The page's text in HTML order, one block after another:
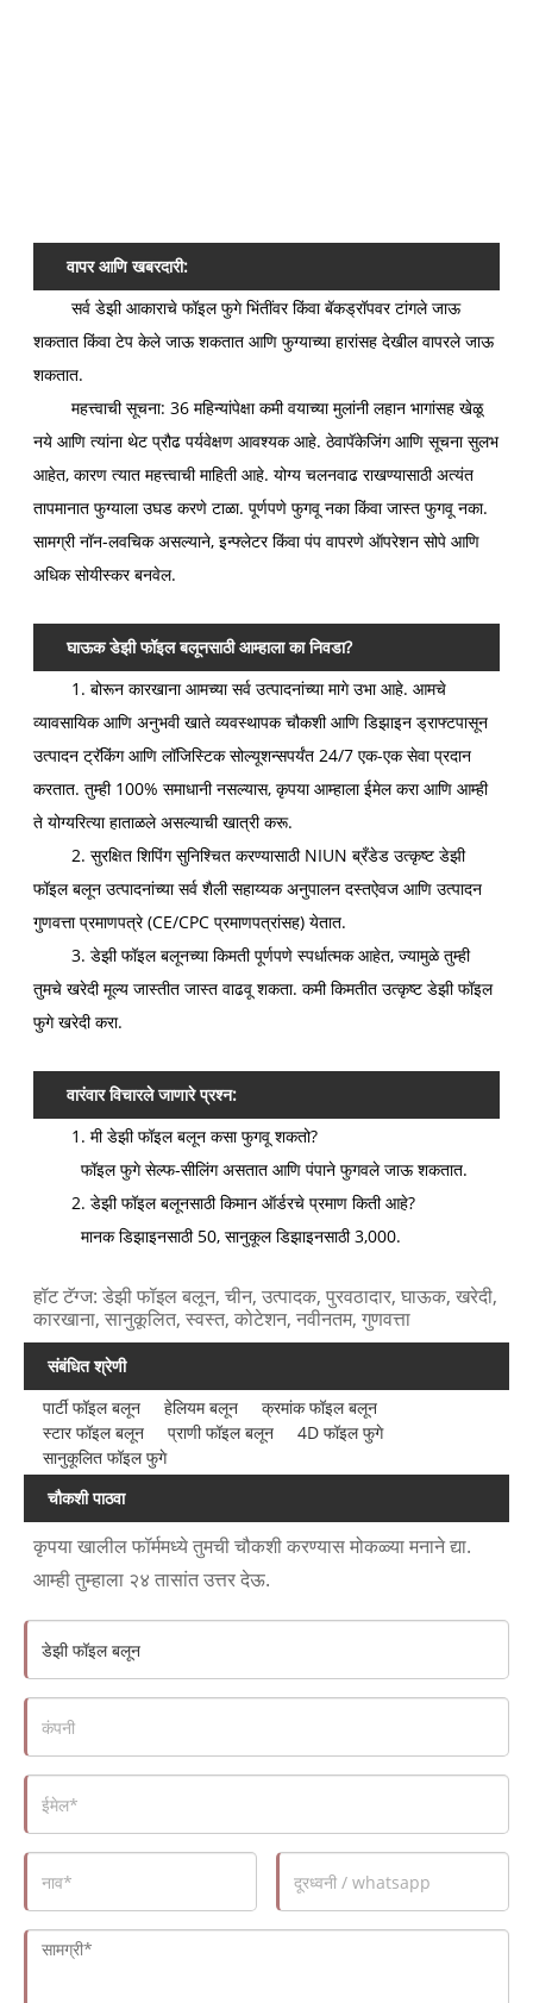
वापर आणि खबरदारी:
सर्व डेझी आकाराचे फॉइल फुगे भिंतींवर किंवा बॅकड्रॉपवर टांगले जाऊ
शकतात किंवा टेप केले जाऊ शकतात आणि फुग्याच्या हारांसह देखील वापरले जाऊ
शकतात.
महत्त्वाची सूचना: 36 महिन्यांपेक्षा कमी वयाच्या मुलांनी लहान भागांसह खेळू
नये आणि त्यांना थेट प्रौढ पर्यवेक्षण आवश्यक आहे. ठेवापॅकेजिंग आणि सूचना सुलभ
आहेत, कारण त्यात महत्त्वाची माहिती आहे. योग्य चलनवाढ राखण्यासाठी अत्यंत
तापमानात फुग्याला उघड करणे टाळा. पूर्णपणे फुगवू नका किंवा जास्त फुगवू नका.
सामग्री नॉन-लवचिक असल्याने, इन्फ्लेटर किंवा पंप वापरणे ऑपरेशन सोपे आणि
अधिक सोयीस्कर बनवेल.
घाऊक डेझी फॉइल बलूनसाठी आम्हाला का निवडा?
1. बोरून कारखाना आमच्या सर्व उत्पादनांच्या मागे उभा आहे. आमचे
व्यावसायिक आणि अनुभवी खाते व्यवस्थापक चौकशी आणि डिझाइन ड्राफ्टपासून
उत्पादन ट्रॅकिंग आणि लॉजिस्टिक सोल्यूशन्सपर्यंत 24/7 एक-एक सेवा प्रदान
करतात. तुम्ही 100% समाधानी नसल्यास, कृपया आम्हाला ईमेल करा आणि आम्ही
ते योग्यरित्या हाताळले असल्याची खात्री करू.
2. सुरक्षित शिपिंग सुनिश्चित करण्यासाठी NIUN ब्रँडेड उत्कृष्ट डेझी
फॉइल बलून उत्पादनांच्या सर्व शैली सहाय्यक अनुपालन दस्तऐवज आणि उत्पादन
गुणवत्ता प्रमाणपत्रे (CE/CPC प्रमाणपत्रांसह) येतात.
3. डेझी फॉइल बलूनच्या किमती पूर्णपणे स्पर्धात्मक आहेत, ज्यामुळे तुम्ही
तुमचे खरेदी मूल्य जास्तीत जास्त वाढवू शकता. कमी किमतीत उत्कृष्ट डेझी फॉइल
फुगे खरेदी करा.
वारंवार विचारले जाणारे प्रश्न:
1. मी डेझी फॉइल बलून कसा फुगवू शकतो?
फॉइल फुगे सेल्फ-सीलिंग असतात आणि पंपाने फुगवले जाऊ शकतात.
2. डेझी फॉइल बलूनसाठी किमान ऑर्डरचे प्रमाण किती आहे?
मानक डिझाइनसाठी 50, सानुकूल डिझाइनसाठी 3,000.
हॉट टॅग्ज: डेझी फॉइल बलून, चीन, उत्पादक, पुरवठादार, घाऊक, खरेदी,
कारखाना, सानुकूलित, स्वस्त, कोटेशन, नवीनतम, गुणवत्ता
संबंधित श्रेणी
पार्टी फॉइल बलून
हेलियम बलून
क्रमांक फॉइल बलून
स्टार फॉइल बलून
प्राणी फॉइल बलून
4D फॉइल फुगे
सानुकूलित फॉइल फुगे
चौकशी पाठवा
कृपया खालील फॉर्ममध्ये तुमची चौकशी करण्यास मोकळ्या मनाने द्या.
आम्ही तुम्हाला २४ तासांत उत्तर देऊ.